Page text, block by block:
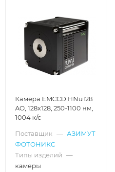
Камера EMCCD HNu128
AO, 128x128, 250-1100 нм,
1004 к/с
Поставщик — АЗИМУТ
ФОТОНИКС
Типы изделий —
камеры